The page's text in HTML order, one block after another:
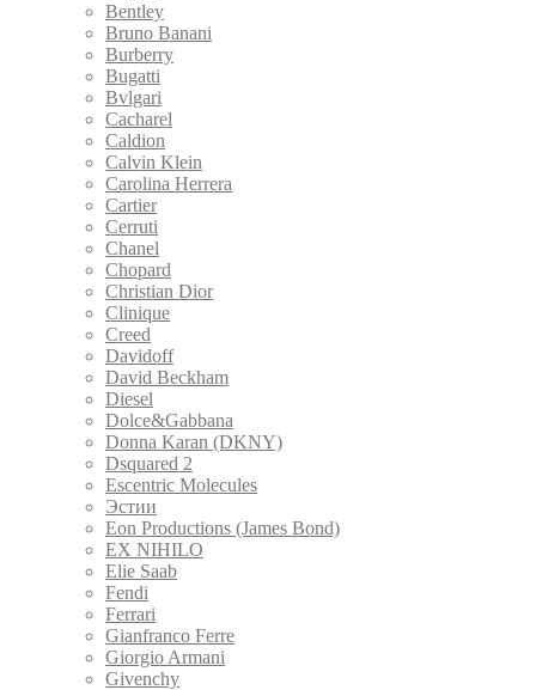
Bentley
Bruno Banani
Burberry
Bugatti
Bvlgari
Cacharel
Caldion
Calvin Klein
Carolina Herrera
Cartier
Cerruti
Chanel
Chopard
Christian Dior
Clinique
Creed
Davidoff
David Beckham
Diesel
Dolce&Gabbana
Donna Karan (DKNY)
Dsquared 2
Escentric Molecules
Эстии
Eon Productions (James Bond)
EX NIHILO
Elie Saab
Fendi
Ferrari
Gianfranco Ferre
Giorgio Armani
Givenchy